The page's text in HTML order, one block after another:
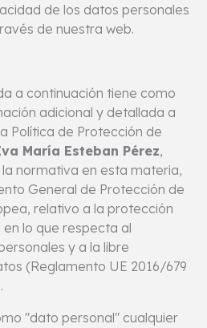
de los datos personales
de nuestra web.
a continuación tiene como
adicional y detallada a
Política de Protección de
María Esteban Pérez,
normativa en esta materia,
General de Protección de
relativo a la protección
lo que respecta al
y a la libre
(Reglamento UE 2016/679
"dato personal" cualquier